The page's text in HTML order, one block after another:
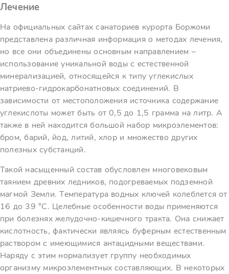
Лечение
На официальных сайтах санаториев курорта Боржоми
представлена различная информация о методах лечения,
но все они объединены основным направлением –
использование уникальной воды с естественной
минерализацией, относящейся к типу углекислых
натриево-гидрокарбонатновых соединений. В
зависимости от местоположения источника содержание
углекислоты может быть от 0,5 до 1,5 грамма на литр. А
также в ней находится большой набор микроэлементов:
бром, барий, йод, литий, хлор и множество других
полезных субстанций.
Такой насыщенный состав обусловлен многовековым
таянием древних ледников, подогреваемых подземной
магмой Земли. Температура водных ключей колеблется от
16 до 39 °С. Целебные особенности воды применяются
при болезнях желудочно-кишечного тракта. Она снижает
кислотность, фактически являясь буферным естественным
раствором с имеющимися антацидными веществами.
Наряду с этим нормализует группу необходимых
организму микроэлементных составляющих. В некоторых